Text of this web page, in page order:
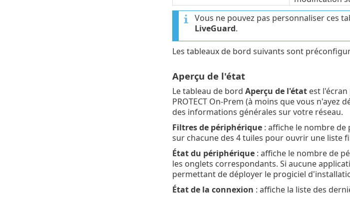
Vous ne pouvez pas personnaliser ces
LiveGuard.
Les tableaux de bord suivants sont
Aperçu de l'état
Le tableau de bord Aperçu de l'étatest l'écran
PROTECT On-Prem (à moins que vous
des informations générales sur votre réseau.
Filtres de périphérique: affiche le nombre de
sur chacune des 4 tuiles pour ouvrir une liste
État du périphérique: affiche le nombre de
les onglets correspondants. Si aucune
permettant de déployer le progiciel
État de la connexion : affiche la liste des